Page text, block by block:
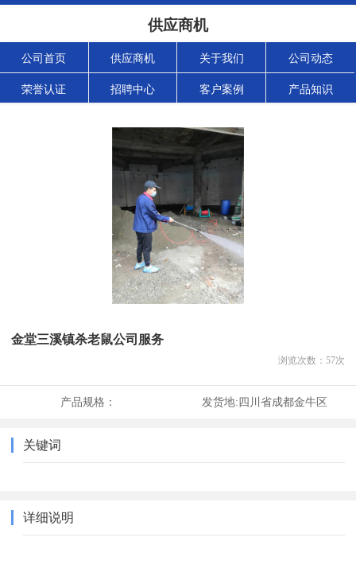
供应商机
公司首页 供应商机 关于我们 公司动态
荣誉认证 招聘中心 客户案例 产品知识
金堂三溪镇杀老鼠公司服务
浏览次数： 57次
产品规格： 发货地:四川省成都金牛区
关键词
详细说明